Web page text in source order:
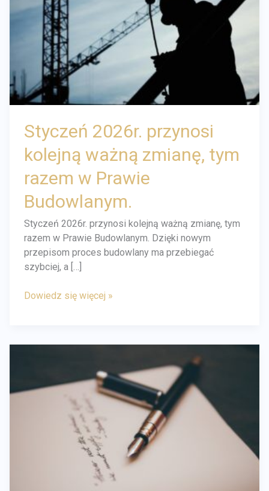
Styczeń 2026r. przynosi
kolejną ważną zmianę, tym
razem w Prawie
Budowlanym.
Styczeń 2026r. przynosi kolejną ważną zmianę, tym
razem w Prawie Budowlanym. Dzięki nowym
przepisom proces budowlany ma przebiegać
szybciej, a […]
zmianę,
razem
Prawie
Budowlanym.
Dowiedz się więcej »
PRAWIE